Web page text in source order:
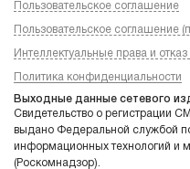
Пользовательское соглашение
Пользовательское соглашение
Интеллектуальные права и отказ
Политика конфиденциальности
Выходные данные сетевого
Свидетельство о регистрации
выдано Федеральной службой
информационных технологий и
(Роскомнадзор).